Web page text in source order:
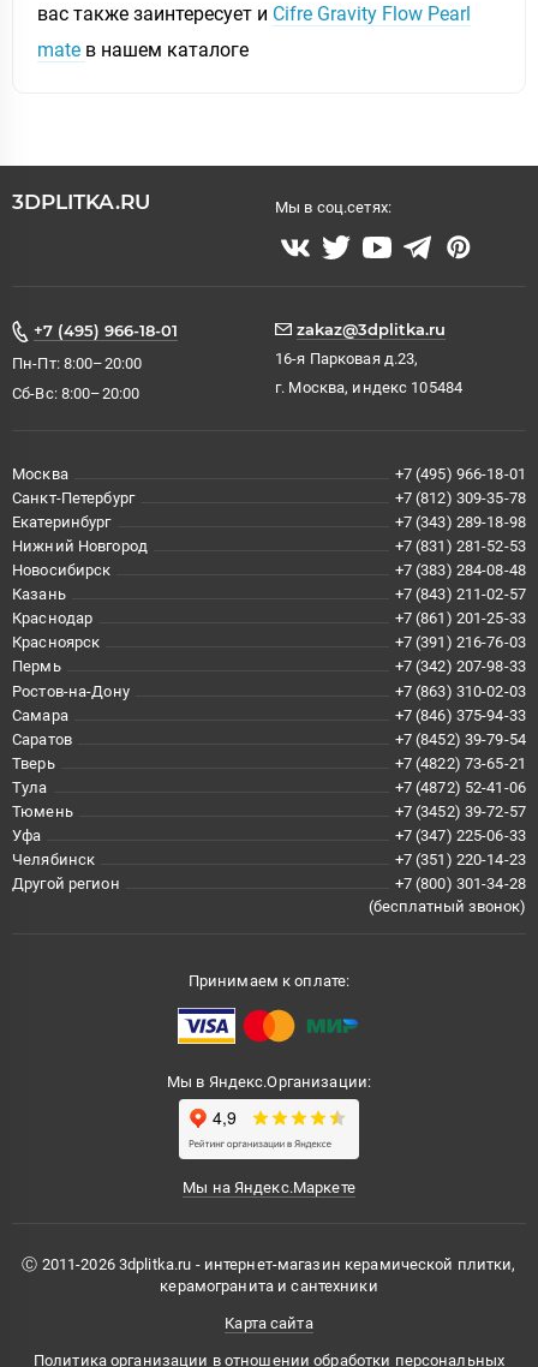
вас также заинтересует и Cifre Gravity Flow Pearl
mate в нашем каталоге
3DPLITKA.RU Мы в соц.сетях:
+7 (495) 966-18-01
Пн-Пт: 8:00–20:00
Сб-Вс: 8:00–20:00
zakaz@3dplitka.ru
16-я Парковая д.23,
г. Москва, индекс 105484
Москва
+7 (495) 966-18-01
Санкт-Петербург
+7 (812) 309-35-78
Екатеринбург
+7 (343) 289-18-98
Нижний Новгород
+7 (831) 281-52-53
Новосибирск
+7 (383) 284-08-48
Казань
+7 (843) 211-02-57
Краснодар
+7 (861) 201-25-33
Красноярск
+7 (391) 216-76-03
Пермь
+7 (342) 207-98-33
Ростов-на-Дону
+7 (863) 310-02-03
Самара
+7 (846) 375-94-33
Саратов
+7 (8452) 39-79-54
Тверь
+7 (4822) 73-65-21
Тула
+7 (4872) 52-41-06
Тюмень
+7 (3452) 39-72-57
Уфа
+7 (347) 225-06-33
Челябинск
+7 (351) 220-14-23
Другой регион
+7 (800) 301-34-28
(бесплатный звонок)
Принимаем к оплате:
Мы в Яндекс.Организации:
Мы на Яндекс.Маркете
Ⓒ 2011-2026 3dplitka.ru - интернет-магазин керамической плитки,
керамогранита и сантехники
Карта сайта
Политика организации в отношении обработки персональных